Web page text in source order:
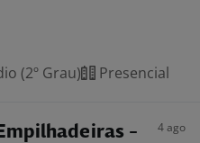
(2º Grau) Presencial
- 4 ago